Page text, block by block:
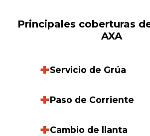
Principales coberturas
AXA
+Servicio de Grúa
+Paso de Corriente
+Cambio de llanta